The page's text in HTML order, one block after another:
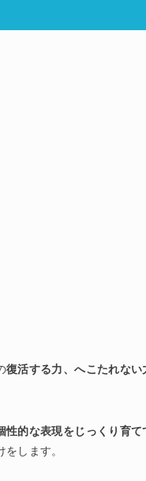
復活する力、へこたれな
性的な表現をじっくり育て
します。